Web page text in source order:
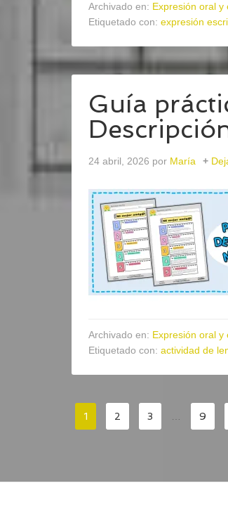
Archivado en: Expresión oral y
Etiquetado con: expresión
Guía
24 abril, 2026 por María
Archivado en: Expresión oral y
Etiquetado con: actividad de
1 2 3 9